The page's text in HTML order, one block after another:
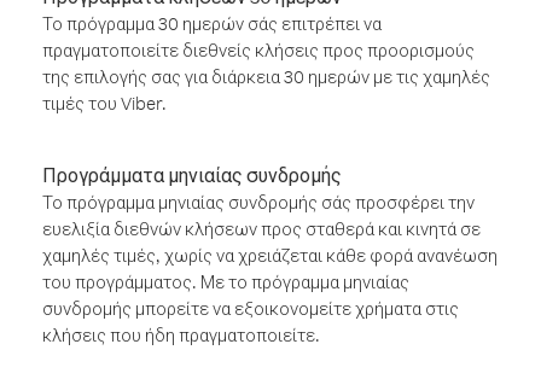
Το πρόγραμμα 30 ημερών σάς επιτρέπει να
πραγματοποιείτε διεθνείς κλήσεις προς προορισμούς
της επιλογής σας για διάρκεια 30 ημερών με τις χαμηλές
τιμές του Viber.
Προγράμματα μηνιαίας συνδρομής
Το πρόγραμμα μηνιαίας συνδρομής σάς προσφέρει την
ευελιξία διεθνών κλήσεων προς σταθερά και κινητά σε
χαμηλές τιμές, χωρίς να χρειάζεται κάθε φορά ανανέωση
του προγράμματος. Με το πρόγραμμα μηνιαίας
συνδρομής μπορείτε να εξοικονομείτε χρήματα στις
κλήσεις που ήδη πραγματοποιείτε.